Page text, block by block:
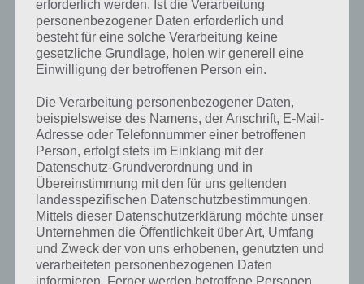
Kurze Begriffserklärung zur Lösung
erforderlich werden. Ist die Verarbeitung
personenbezogener Daten erforderlich und
besteht für eine solche Verarbeitung keine
gesetzliche Grundlage, holen wir generell eine
Einwilligung der betroffenen Person ein.
Die Verarbeitung personenbezogener Daten,
beispielsweise des Namens, der Anschrift, E-Mail-
Adresse oder Telefonnummer einer betroffenen
Person, erfolgt stets im Einklang mit der
Datenschutz-Grundverordnung und in
Übereinstimmung mit den für uns geltenden
landesspezifischen Datenschutzbestimmungen.
Mittels dieser Datenschutzerklärung möchte unser
Unternehmen die Öffentlichkeit über Art, Umfang
und Zweck der von uns erhobenen, genutzten und
verarbeiteten personenbezogenen Daten
informieren. Ferner werden betroffene Personen